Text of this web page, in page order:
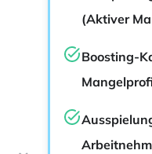
(Aktiver
Boosting-